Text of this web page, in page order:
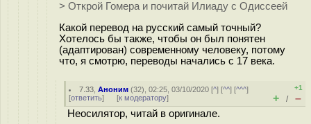
> Открой Гомера и почитай Илиаду с Одиссеей
Какой перевод на русский самый точный?
Хотелось бы также, чтобы он был понятен
(адаптирован) современному человеку, потому
что, я смотрю, переводы начались с 17 века.
7.33 ,Аноним (32), 02:25, 03/10/2020 [^] [^^] [^^^]
[ответить] [к модератору]
+1
+ / –
Неосилятор, читай в оригинале.